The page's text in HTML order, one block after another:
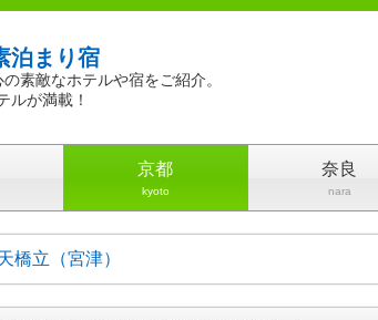
泊まり宿
素敵なホテルや宿をご紹介。
ルが満載！
京都
kyoto
奈良
nara
橋立（宮津）